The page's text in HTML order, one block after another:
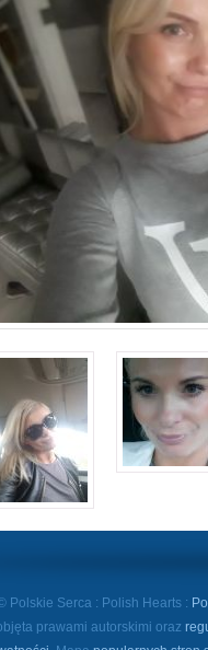
Polskie Serca : Polish Hearts :
prawami autorskimi oraz